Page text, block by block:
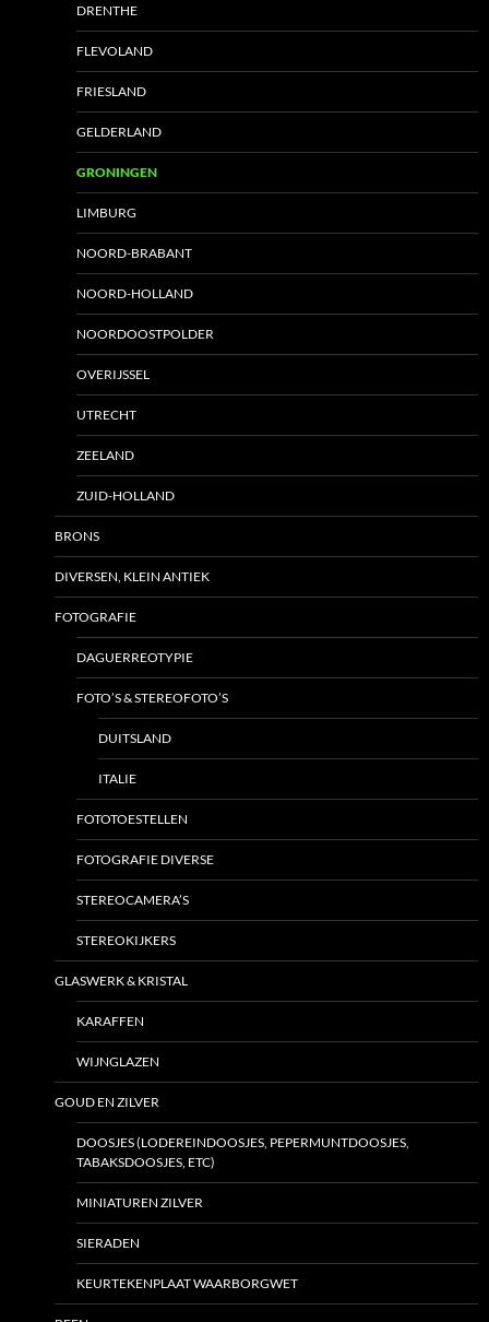
DRENTHE
FLEVOLAND
FRIESLAND
GELDERLAND
GRONINGEN
LIMBURG
NOORD-BRABANT
NOORD-HOLLAND
NOORDOOSTPOLDER
OVERIJSSEL
UTRECHT
ZEELAND
ZUID-HOLLAND
BRONS
DIVERSEN, KLEIN ANTIEK
FOTOGRAFIE
DAGUERREOTYPIE
FOTO’S & STEREOFOTO’S
DUITSLAND
ITALIE
FOTOTOESTELLEN
FOTOGRAFIE DIVERSE
STEREOCAMERA’S
STEREOKIJKERS
GLASWERK & KRISTAL
KARAFFEN
WIJNGLAZEN
GOUD EN ZILVER
DOOSJES (LODEREINDOOSJES, PEPERMUNTDOOSJES,
TABAKSDOOSJES, ETC)
MINIATUREN ZILVER
SIERADEN
KEURTEKENPLAAT WAARBORGWET